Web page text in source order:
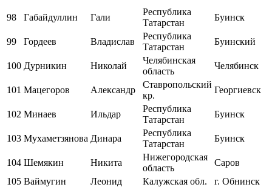
98 Габайдуллин Гали
Республика
Татарстан
Буинск
99 Гордеев Владислав
Республика
Татарстан
Буинский
100 Дурникин Николай
Челябинская
область
Челябинск
101 Мацегоров Александр
Ставропольский
кр.
Георгиевск
102 Минаев Ильдар
Республика
Татарстан
Буинск
103 Мухаметзянова Динара
Республика
Татарстан
Буинск
104 Шемякин Никита
Нижегородская
область
Саров
105 Ваймугин Леонид Калужская обл.
г. Обнинск